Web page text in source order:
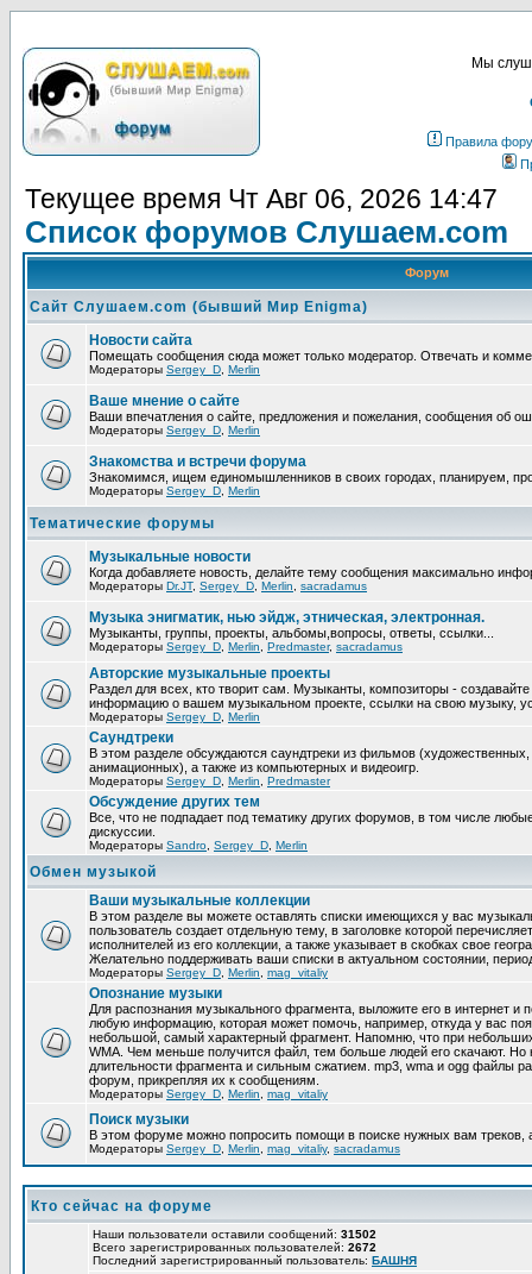
Мы
Правила
Текущее время Чт Авг 06, 2026 14:47
Список форумов Слушаем.com
Форум
Сайт Слушаем.com (бывший Мир Enigma)
Новости сайта
Помещать сообщения сюда может только модератор. Отвечать и
Модераторы Sergey_D Merlin
Ваше мнение о сайте
Ваши впечатления о сайте, предложения и пожелания, сообщения об
Модераторы Sergey_D Merlin
Знакомства и встречи форума
Знакомимся, ищем единомышленников в своих городах, планируем,
Модераторы Sergey_D Merlin
Тематические форумы
Музыкальные новости
Когда добавляете новость, делайте тему сообщения максимально
Модераторы Dr.JT, Sergey_D Merlin sacradamus
Музыка энигматик, нью эйдж, этническая, электронная.
Музыканты, группы, проекты, альбомы,вопросы, ответы, ссылки...
Модераторы Sergey_D Merlin Predmaster, sacradamus
Авторские музыкальные проекты
Раздел для всех, кто творит сам. Музыканты, композиторы -
информацию о вашем музыкальном проекте, ссылки на свою музыку,
Модераторы Sergey_D Merlin
Саундтреки
В этом разделе обсуждаются саундтреки из фильмов
анимационных), а также из компьютерных и видеоигр.
Модераторы Sergey_D Merlin Predmaster
Обcуждение других тем
Все, что не подпадает под тематику других форумов, в том числе
дискуссии.
Модераторы Sandro Sergey_D Merlin
Обмен музыкой
Ваши музыкальные коллекции
В этом разделе вы можете оставлять списки имеющихся у вас
пользователь создает отдельную тему, в заголовке которой
исполнителей из его коллекции, а также указывает в скобках свое
Желательно поддерживать ваши списки в актуальном состоянии,
Модераторы Sergey_D Merlin mag_vitaliy
Опознание музыки
Для распознания музыкального фрагмента, выложите его в интернет и
любую информацию, которая может помочь, например, откуда у вас
небольшой, самый характерный фрагмент. Напомню, что при
WMA. Чем меньше получится файл, тем больше людей его скачают. Но
длительности фрагмента и сильным сжатием. mp3, wma и ogg файлы
форум, прикрепляя их к сообщениям.
Модераторы Sergey_D Merlin mag_vitaliy
Поиск музыки
В этом форуме можно попросить помощи в поиске нужных вам треков,
Модераторы Sergey_D Merlin mag_vitaliy, sacradamus
Кто сейчас на форуме
Наши пользователи оставили сообщений: 31502
Всего зарегистрированных пользователей: 2672
Последний зарегистрированный пользователь: БАШНЯ